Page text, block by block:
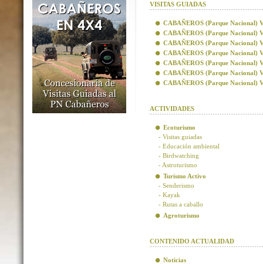
VISITAS GUIADAS
CABAÑEROS (Parque Nacional)
CABAÑEROS (Parque Nacional)
CABAÑEROS (Parque Nacional)
CABAÑEROS (Parque Nacional)
CABAÑEROS (Parque Nacional)
CABAÑEROS (Parque Nacional)
CABAÑEROS (Parque Nacional)
ACTIVIDADES
Ecoturismo
- Visitas guiadas
- Educación ambiental
- Birdwatching
- Astroturismo
Turismo Activo
- Senderismo
- Kayak
- Rutas a caballo
Agroturismo
CONTENIDO ACTUALIDAD
Noticias